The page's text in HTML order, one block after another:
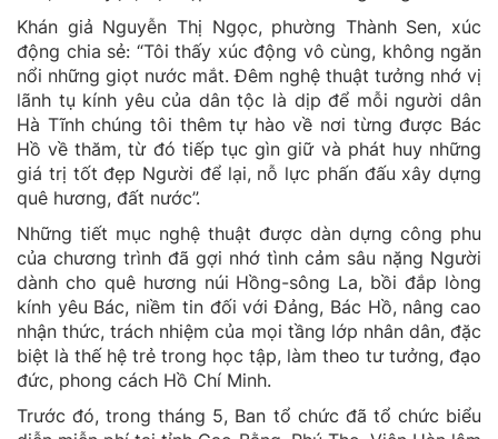
Khán giả Nguyễn Thị Ngọc, phường Thành Sen, xúc
động chia sẻ: “Tôi thấy xúc động vô cùng, không ngăn
nổi những giọt nước mắt. Đêm nghệ thuật tưởng nhớ vị
lãnh tụ kính yêu của dân tộc là dịp để mỗi người dân
Hà Tĩnh chúng tôi thêm tự hào về nơi từng được Bác
Hồ về thăm, từ đó tiếp tục gìn giữ và phát huy những
giá trị tốt đẹp Người để lại, nỗ lực phấn đấu xây dựng
quê hương, đất nước”.
Những tiết mục nghệ thuật được dàn dựng công phu
của chương trình đã gợi nhớ tình cảm sâu nặng Người
dành cho quê hương núi Hồng-sông La, bồi đắp lòng
kính yêu Bác, niềm tin đối với Đảng, Bác Hồ, nâng cao
nhận thức, trách nhiệm của mọi tầng lớp nhân dân, đặc
biệt là thế hệ trẻ trong học tập, làm theo tư tưởng, đạo
đức, phong cách Hồ Chí Minh.
Trước đó, trong tháng 5, Ban tổ chức đã tổ chức biểu